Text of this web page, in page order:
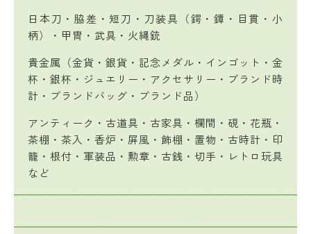
日本刀・脇差・短刀・刀装具（鍔・鐔・目貫・小
柄）・甲冑・武具・火縄銃
貴金属（金貨・銀貨・記念メダル・インゴット・金
杯・銀杯・ジュエリー・アクセサリー・ブランド時
計・ブランドバッグ・ブランド品）
アンティーク・古道具・古家具・欄間・硯・花瓶・
茶棚・茶入・香炉・屏風・飾棚・置物・古時計・印
籠・根付・軍装品・勲章・古銭・切手・レトロ玩具
など